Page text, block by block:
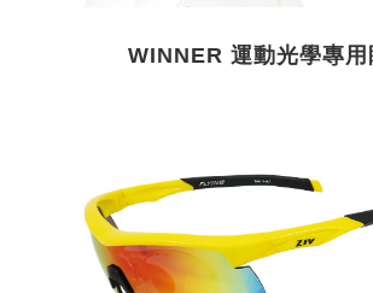
WINNER 運動光學專用